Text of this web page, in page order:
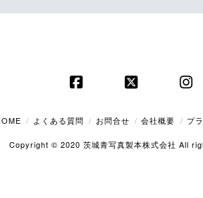
Facebook
X
よくある質問 お問合せ 会社概要 プ
Copyright © 2020 茨城青写真製本株式会社 All